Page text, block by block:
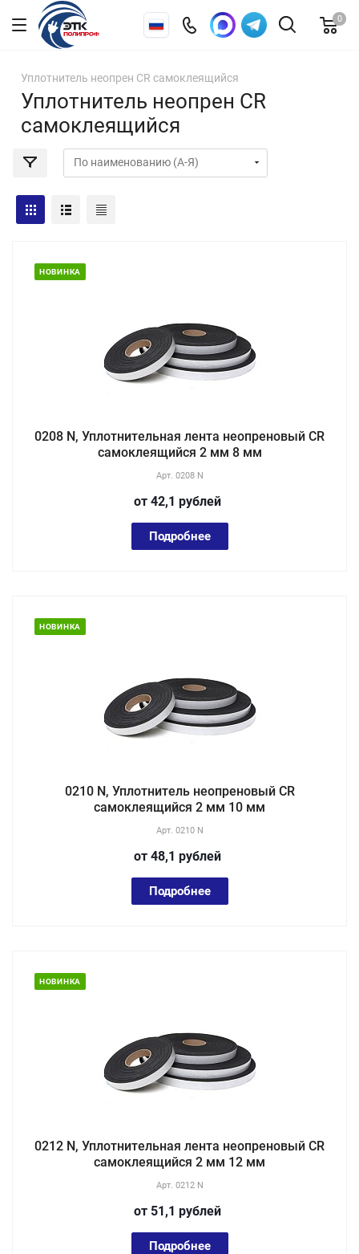
0
Уплотнитель неопрен CR самоклеящийся
Уплотнитель неопрен CR
самоклеящийся
НОВИНКА
0208 N, Уплотнительная лента неопреновый CR
самоклеящийся 2 мм 8 мм
Арт. 0208 N
от 42,1 рублей
Подробнее
НОВИНКА
0210 N, Уплотнитель неопреновый CR
самоклеящийся 2 мм 10 мм
Арт. 0210 N
от 48,1 рублей
Подробнее
НОВИНКА
0212 N, Уплотнительная лента неопреновый CR
самоклеящийся 2 мм 12 мм
Арт. 0212 N
от 51,1 рублей
Подробнее